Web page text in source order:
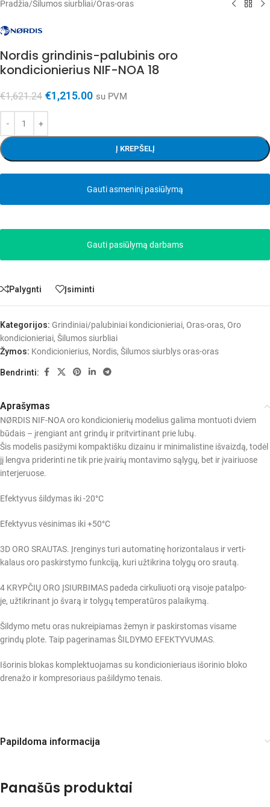
Pradžia/Šilumos siurbliai/Oras-oras
Nordis grindinis-palubinis oro
kondicionierius NIF-NOA 18
€1,621.24 €1,215.00 su PVM
Į KREPŠELĮ
Gauti asmeninį pasiūlymą
Gauti pasiūlymą darbams
Palygnti Įsiminti
Kategorijos: Grindiniai/palubiniai kondicionieriai, Oras-oras, Oro
kondicionieriai, Šilumos siurbliai
Žymos: Kondicionierius, Nordis, Šilumos siurblys oras-oras
Bendrinti:
Aprašymas
NØRDIS NIF-NOA oro kondicionierių modelius galima montuoti dviem
būdais – įrengiant ant grindų ir pritvirtinant prie lubų.
Šis modelis pasižymi kompaktišku dizainu ir minimalistine išvaizdą, todėl
jį lengva priderinti ne tik prie įvairių montavimo sąlygų, bet ir įvairiuose
interjeruose.
Efektyvus šildymas iki -20°C
Efektyvus vėsinimas iki +50°C
3D ORO SRAUTAS. Įrenginys turi automatinę horizontalaus ir verti-
kalaus oro paskirstymo funkciją, kuri užtikrina tolygų oro srautą.
4 KRYPČIŲ ORO ĮSIURBIMAS padeda cirkuliuoti orą visoje patalpo-
je, užtikrinant jo švarą ir tolygų temperatūros palaikymą.
Šildymo metu oras nukreipiamas žemyn ir paskirstomas visame
grindų plote. Taip pagerinamas ŠILDYMO EFEKTYVUMAS.
Išorinis blokas komplektuojamas su kondicionieriaus išorinio bloko
drenažo ir kompresoriaus pašildymo tenais.
Papildoma informacija
Panašūs produktai